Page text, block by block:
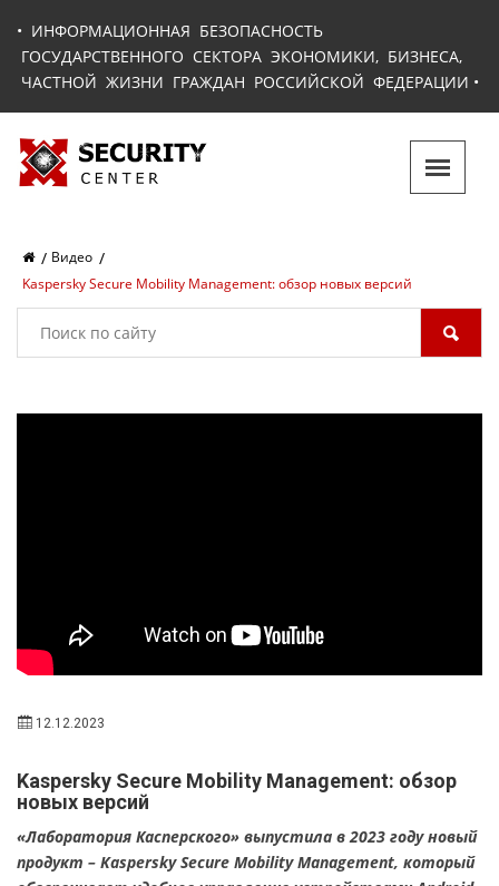
• ИНФОРМАЦИОННАЯ БЕЗОПАСНОСТЬ
ГОСУДАРСТВЕННОГО СЕКТОРА ЭКОНОМИКИ, БИЗНЕСА,
ЧАСТНОЙ ЖИЗНИ ГРАЖДАН РОССИЙСКОЙ ФЕДЕРАЦИИ •
Видео
Kaspersky Secure Mobility Management: обзор новых версий
12.12.2023
Kaspersky Secure Mobility Management: обзор
новых версий
«Лаборатория Касперского» выпустила в 2023 году новый
продукт – Kaspersky Secure Mobility Management, который